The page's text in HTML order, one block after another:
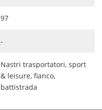
97
-
Nastri trasportatori, sport
& leisure, fianco,
battistrada